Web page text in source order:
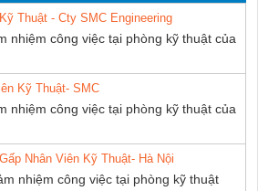
NAM
Thuật - Cty SMC Engineering
nhiệm công việc tại phòng kỹ thuật của
Kỹ Thuật- SMC
nhiệm công việc tại phòng kỹ thuật của
Nhân Viên Kỹ Thuật- Hà Nội
nhiệm công việc tại phòng kỹ thuật